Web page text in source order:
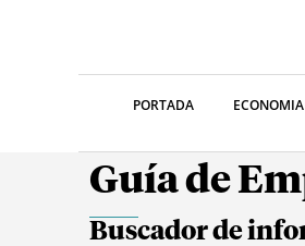
PORTADA ECONOMIA
Guía de
Buscador de